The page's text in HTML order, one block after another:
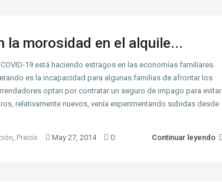
la morosidad en el alquile...
19 está haciendo estragos en las economías familiares.
es la incapacidad para algunas familias de afrontar los
optan por contratar un seguro de impago para evitar
relativamente nuevos, venía experimentando subidas desde
, Precio May 27, 2014 0 Continuar leyendo